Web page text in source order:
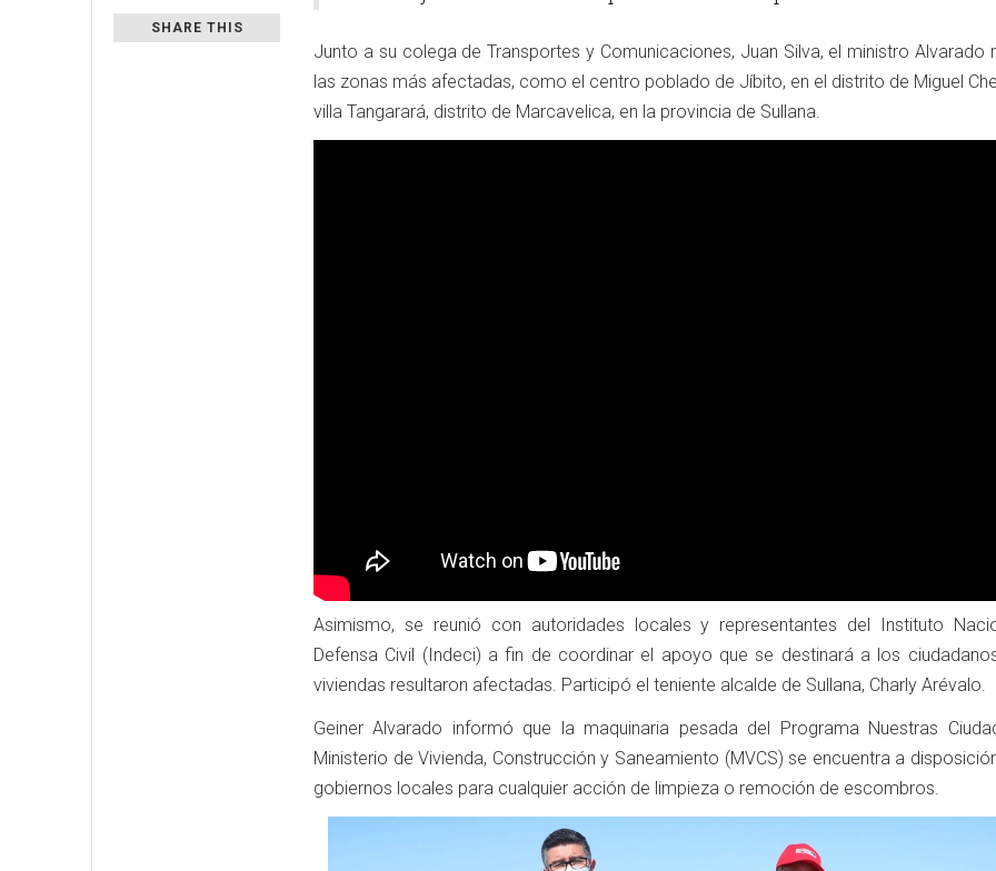
SHARE THIS
Junto a su colega de Transportes y Comunicaciones, Juan Silva, el ministro Alvarado
las zonas más afectadas, como el centro poblado de Jíbito, en el distrito de Miguel
villa Tangarará, distrito de Marcavelica, en la provincia de Sullana.
Asimismo, se reunió con autoridades locales y representantes del Instituto
Defensa Civil (Indeci) a fin de coordinar el apoyo que se destinará a los
viviendas resultaron afectadas. Participó el teniente alcalde de Sullana, Charly Arévalo.
Geiner Alvarado informó que la maquinaria pesada del Programa Nuestras
Ministerio de Vivienda, Construcción y Saneamiento (MVCS) se encuentra a
gobiernos locales para cualquier acción de limpieza o remoción de escombros.